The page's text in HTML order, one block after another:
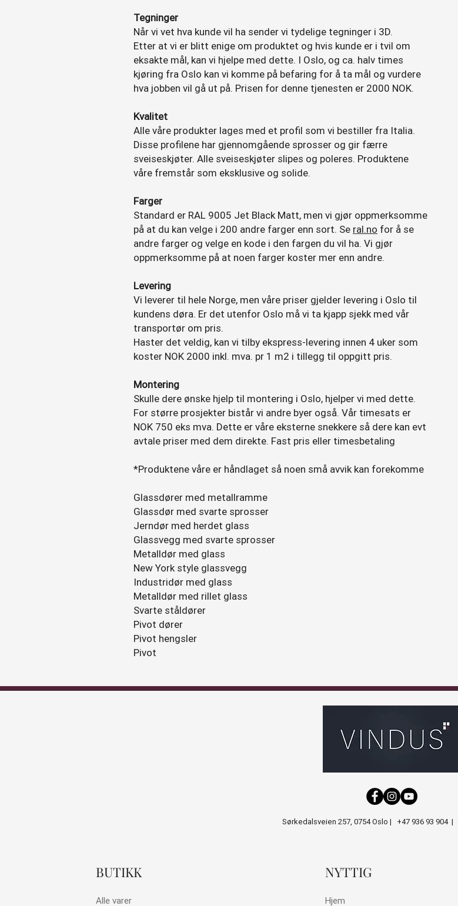
Tegninger
Når vi vet hva kunde vil ha sender vi tydelige tegninger i 3D.
Etter at vi er blitt enige om produktet og hvis kunde er i tvil om
eksakte mål, kan vi hjelpe med dette. I Oslo, og ca. halv times
kjøring fra Oslo kan vi komme på befaring for å ta mål og vurdere
hva jobben vil gå ut på. Prisen for denne tjenesten er 2000 NOK.
Kvalitet
Alle våre produkter lages med et profil som vi bestiller fra Italia.
Disse profilene har gjennomgående sprosser og gir færre
sveiseskjøter. Alle sveiseskjøter slipes og poleres. Produktene
våre fremstår som eksklusive og solide.
Farger
Standard er RAL 9005 Jet Black Matt, men vi gjør oppmerksomme
på at du kan velge i 200 andre farger enn sort. Se ral.no for å se
andre farger og velge en kode i den fargen du vil ha. Vi gjør
oppmerksomme på at noen farger koster mer enn andre.
Levering
Vi leverer til hele Norge, men våre priser gjelder levering i Oslo til
kundens døra. Er det utenfor Oslo må vi ta kjapp sjekk med vår
transportør om pris.
Haster det veldig, kan vi tilby ekspress-levering innen 4 uker som
koster NOK 2000 inkl. mva. pr 1 m2 i tillegg til oppgitt pris.
Montering
Skulle dere ønske hjelp til montering i Oslo, hjelper vi med dette.
For større prosjekter bistår vi andre byer også. Vår timesats er
NOK 750 eks mva. Dette er våre eksterne snekkere så dere kan evt
avtale priser med dem direkte. Fast pris eller timesbetaling
*Produktene våre er håndlaget så noen små avvik kan forekomme
Glassdører med metallramme
Glassdør med svarte sprosser
Jerndør med herdet glass
Glassvegg med svarte sprosser
Metalldør med glass
New York style glassvegg
Industridør med glass
Metalldør med rillet glass
Svarte ståldører
Pivot dører
Pivot hengsler
Pivot
Sørkedalsveien 257, 0754 Oslo | +47 936 93 904|
BUTIKK
Alle varer
NYTTIG
Hjem